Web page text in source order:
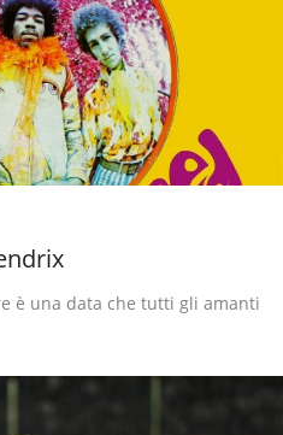
è una data che tutti gli amanti